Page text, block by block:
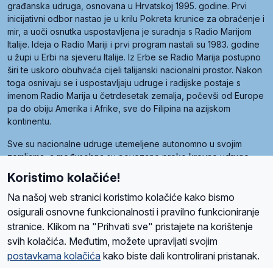
građanska udruga, osnovana u Hrvatskoj 1995. godine. Prvi
inicijativni odbor nastao je u krilu Pokreta krunice za obraćenje i
mir, a uoči osnutka uspostavljena je suradnja s Radio Marijom
Italije. Ideja o Radio Mariji i prvi program nastali su 1983. godine
u župi u Erbi na sjeveru Italije. Iz Erbe se Radio Marija postupno
širi te uskoro obuhvaća cijeli talijanski nacionalni prostor. Nakon
toga osnivaju se i uspostavljaju udruge i radijske postaje s
imenom Radio Marija u četrdesetak zemalja, počevši od Europe
pa do obiju Amerika i Afrike, sve do Filipina na azijskom
kontinentu.
Sve su nacionalne udruge utemeljene autonomno u svojim
zemljama, a međusobna su povezane preko krovne udruge
Radio Maria). Svjetsku obitelj utemeljilo je sedam članica, među
kojima je i hrvatska Udruga Radio Marija.
O namaRadio ProgramVolonteriPrijateljiKontaktPravila privatnosti
Koristimo kolačiće!
Na našoj web stranici koristimo kolačiće kako bismo
osigurali osnovne funkcionalnosti i pravilno funkcioniranje
stranice. Klikom na "Prihvati sve" pristajete na korištenje
svih kolačića. Međutim, možete upravljati svojim
postavkama kolačića kako biste dali kontrolirani pristanak.